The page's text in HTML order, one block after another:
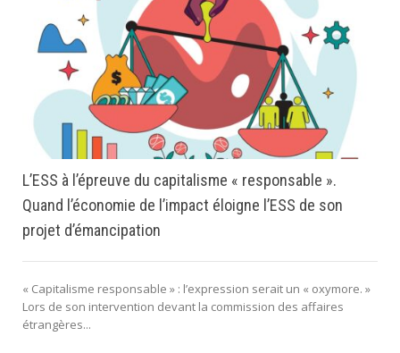
L’ESS à l’épreuve du capitalisme « responsable ».
Quand l’économie de l’impact éloigne l’ESS de son
projet d’émancipation
« Capitalisme responsable » : l’expression serait un « oxymore. »
Lors de son intervention devant la commission des affaires
étrangères...